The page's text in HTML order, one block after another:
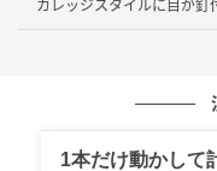
GLOW Online（グローオンラ
全員日本人ながらグ
カレッジスタイルに目が釘
1本だけ動かして